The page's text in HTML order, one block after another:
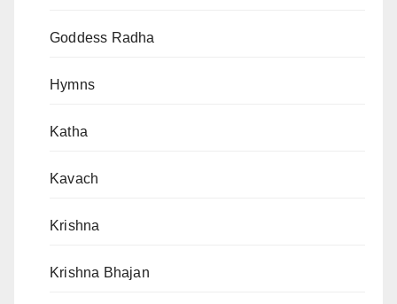
Goddess Radha
Hymns
Katha
Kavach
Krishna
Krishna Bhajan